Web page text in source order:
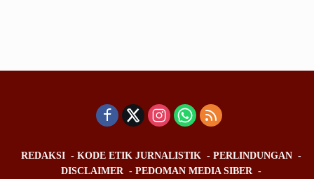
REDAKSI KODE ETIK JURNALISTIK
PERLINDUNGAN
DISCLAIMER
PEDOMAN MEDIA SIBER